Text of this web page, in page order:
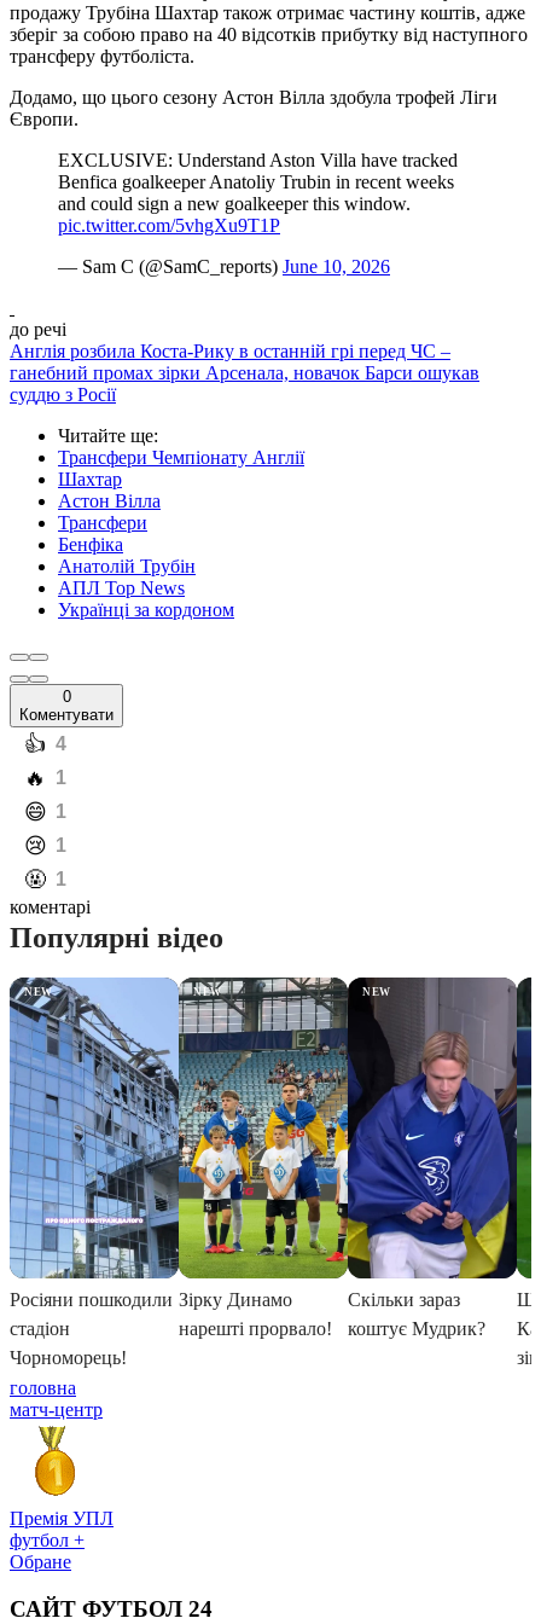
продажу Трубіна Шахтар також отримає частину коштів, адже
зберіг за собою право на 40 відсотків прибутку від наступного
трансферу футболіста.
Додамо, що цього сезону Астон Вілла здобула трофей Ліги
Європи.
EXCLUSIVE: Understand Aston Villa have tracked
Benfica goalkeeper Anatoliy Trubin in recent weeks
and could sign a new goalkeeper this window.
pic.twitter.com/5vhgXu9T1P
— Sam C (@SamC_reports) June 10, 2026
до речі
Англія розбила Коста-Рику в останній грі перед ЧС –
ганебний промах зірки Арсенала, новачок Барси ошукав
суддю з Росії
Читайте ще:
Трансфери Чемпіонату Англії
Шахтар
Астон Вілла
Трансфери
Бенфіка
Анатолій Трубін
АПЛ Top News
Українці за кордоном
0
Коментувати
️👍 4
️🔥 1
️😄 1
️😢 1
️🤬 1
коментарі
головна
матч-центр
Премія УПЛ
футбол +
Обране
САЙТ ФУТБОЛ 24